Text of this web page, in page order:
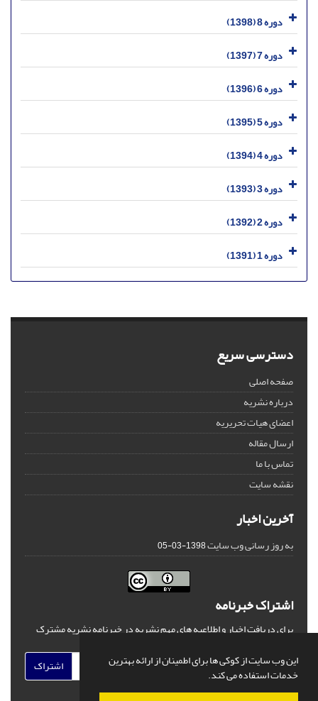
این وب سایت از کوکی ها برای اطمینان از ارائه بهترین
خدمات استفاده می کند.
دوره 8 (1398)
دوره 7 (1397)
دوره 6 (1396)
دوره 5 (1395)
دوره 4 (1394)
دوره 3 (1393)
دوره 2 (1392)
دوره 1 (1391)
دسترسی سریع
صفحه اصلی
درباره نشریه
اعضای هیات تحریریه
ارسال مقاله
تماس با ما
نقشه سایت
آخرین اخبار
به روز رسانی وب سایت1398-03-05
اشتراک خبرنامه
برای دریافت اخبار و اطلاعیه های مهم نشریه در خبرنامه نشریه مشترک
اشتراک